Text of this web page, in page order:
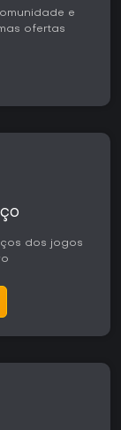
e
ofertas
dos jogos